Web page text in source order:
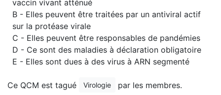
vaccin vivant atténué
B - Elles peuvent être traitées par un antiviral actif
sur la protéase virale
C - Elles peuvent être responsables de pandémies
D - Ce sont des maladies à déclaration obligatoire
E - Elles sont dues à des virus à ARN segmenté
Ce QCM est tagué Virologie par les membres.